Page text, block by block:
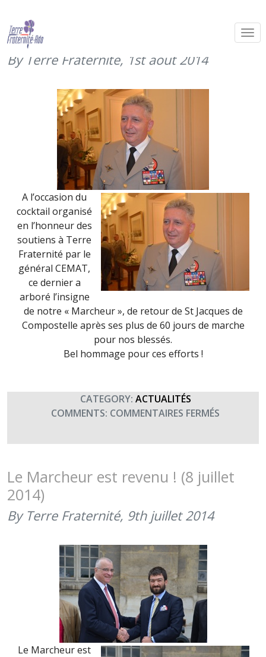
Le CEMAT arbore les « couleurs » du
Marcheur (9 juillet 2014)
By Terre Fraternité, 1st août 2014
A l’occasion du
cocktail organisé
en l’honneur des
soutiens à Terre
Fraternité par le
général CEMAT,
ce dernier a
arboré l’insigne
de notre « Marcheur », de retour de St Jacques de
Compostelle après ses plus de 60 jours de marche
pour nos blessés.
Bel hommage pour ces efforts !
CATEGORY: ACTUALITÉS
COMMENTS: COMMENTAIRES FERMÉS
CEMAT
LES
«
Le Marcheur est revenu ! (8 juillet
2014)
By Terre Fraternité, 9th juillet 2014
Le Marcheur est